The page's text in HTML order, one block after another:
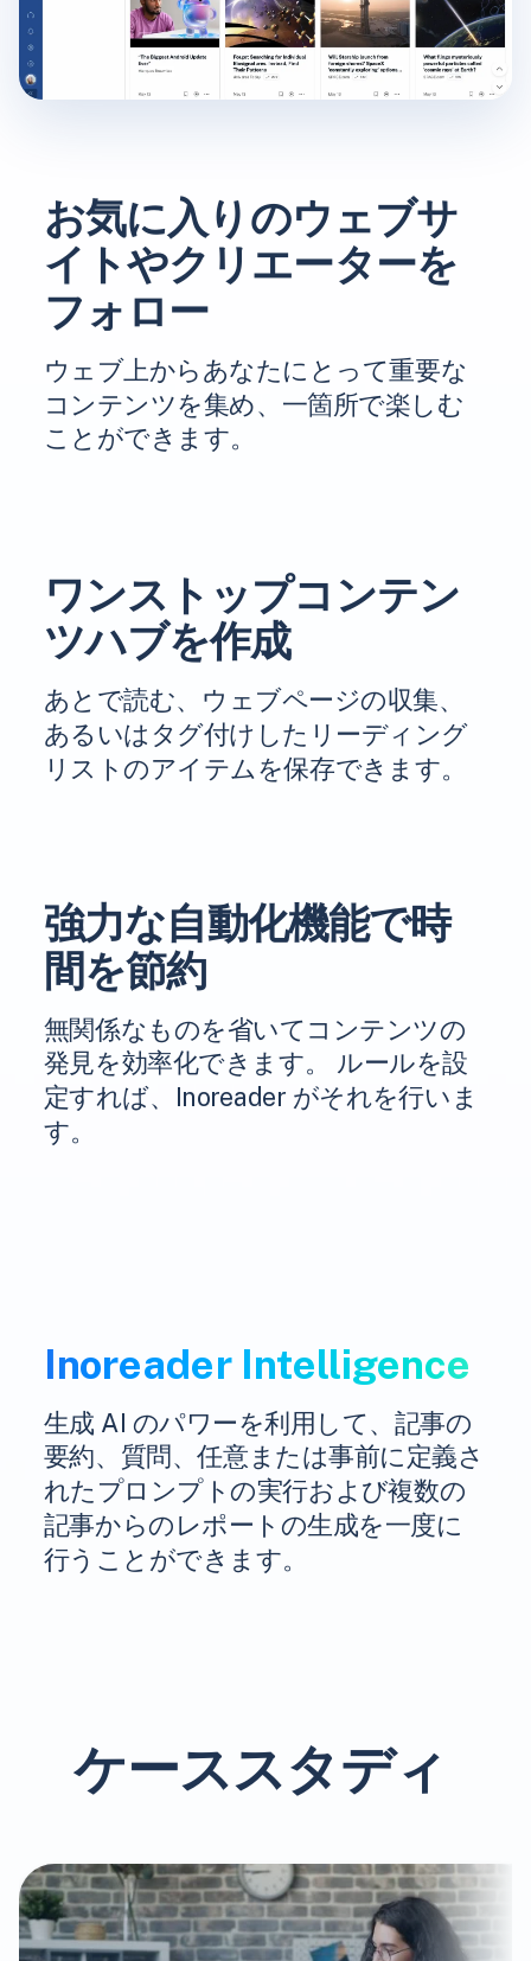
お気に入りのウェブサ
イトやクリエーターを
フォロー
ウェブ上からあなたにとって重要な
コンテンツを集め、一箇所で楽しむ
ことができます。
ワンストップコンテン
ツハブを作成
あとで読む、ウェブページの収集、
あるいはタグ付けしたリーディング
リストのアイテムを保存できます。
強力な自動化機能で時
間を節約
無関係なものを省いてコンテンツの
発見を効率化できます。 ルールを設
定すれば、Inoreader がそれを行いま
す。
Inoreader Intelligence
生成 AI のパワーを利用して、記事の
要約、質問、任意または事前に定義さ
れたプロンプトの実行および複数の
記事からのレポートの生成を一度に
行うことができます。
ケーススタディ